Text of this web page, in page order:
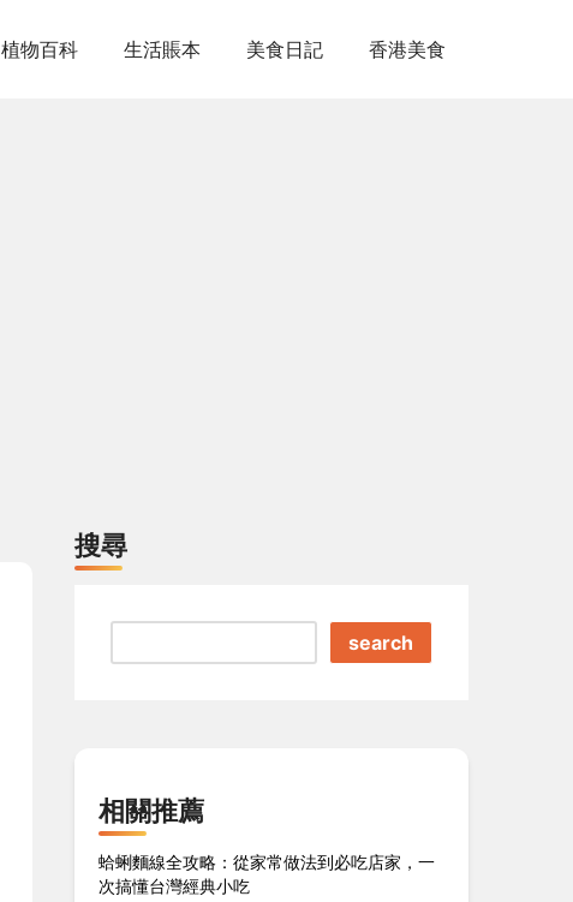
植物百科 生活賬本 美食日記 香港美食
搜尋
search
相關推薦
蛤蜊麵線全攻略：從家常做法到必吃店家，一
次搞懂台灣經典小吃